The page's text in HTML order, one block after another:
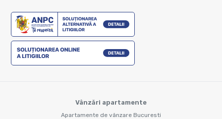
Vânzări apartamente
Apartamente de vânzare Bucuresti